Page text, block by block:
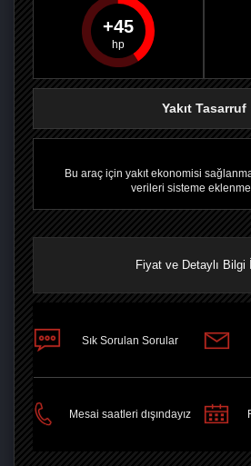
PAYLAŞPAYLAŞPLUS'TA
PAYLAŞ
45
Yakıt Tasarruf
Bu araç için yakıt ekonomisi
verileri sisteme
Fiyat ve Detaylı Bilgi
Sık Sorulan Sorular
Mesai saatleri dışındayız